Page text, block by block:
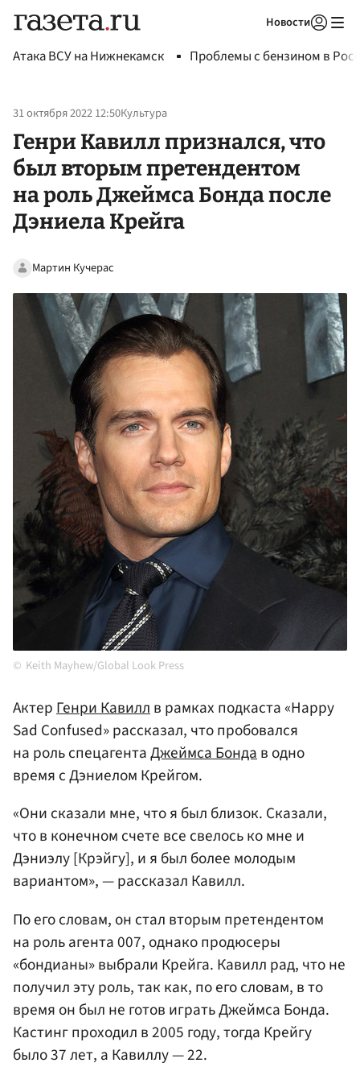
Новости
Атака ВСУ на Нижнекамск Проблемы с бензином в
31 октября 2022 12:50Культура
Генри Кавилл признался, что
был вторым претендентом
на роль Джеймса Бонда после
Дэниела Крейга
Мартин Кучерас
Keith Mayhew/Global Look Press
АктерГенри Кавиллв рамках подкаста «Happy
Sad Confused» рассказал, что пробовался
на роль спецагентаДжеймса Бондав одно
время с Дэниелом Крейгом.
«Они сказали мне, что я был близок. Сказали,
что в конечном счете все свелось ко мне и
Дэниэлу [Крэйгу], и я был более молодым
вариантом», — рассказал Кавилл.
По его словам, он стал вторым претендентом
на роль агента 007, однако продюсеры
«бондианы» выбрали Крейга. Кавилл рад, что не
получил эту роль, так как, по его словам, в то
время он был не готов играть Джеймса Бонда.
Кастинг проходил в 2005 году, тогда Крейгу
было 37 лет, а Кавиллу — 22.